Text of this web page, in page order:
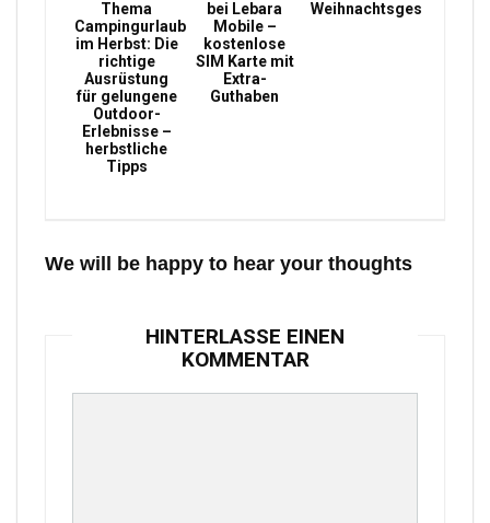
Thema
Campingurlaub
im Herbst: Die
richtige
Ausrüstung
für gelungene
Outdoor-
Erlebnisse –
herbstliche
Tipps
bei Lebara
Mobile –
kostenlose
SIM Karte mit
Extra-
Guthaben
Weihnachtsgeschenke
We will be happy to hear your thoughts
HINTERLASSE EINEN
KOMMENTAR